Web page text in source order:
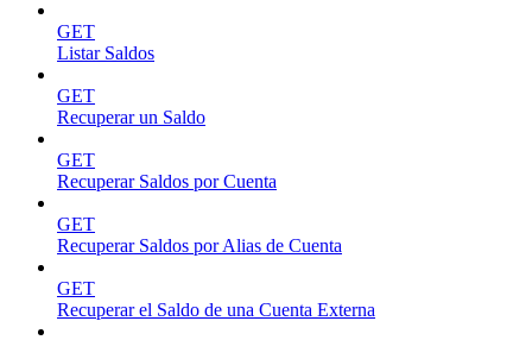
GET
Listar Saldos
GET
Recuperar un Saldo
GET
Recuperar Saldos por Cuenta
GET
Recuperar Saldos por Alias de Cuenta
GET
Recuperar el Saldo de una Cuenta Externa